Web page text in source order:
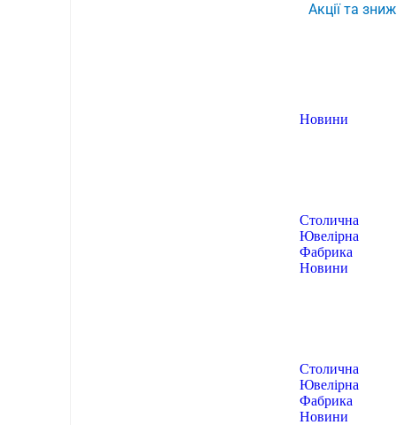
Акції та
Новини
Столична
Ювелірна
Фабрика
Новини
Столична
Ювелірна
Фабрика
Новини